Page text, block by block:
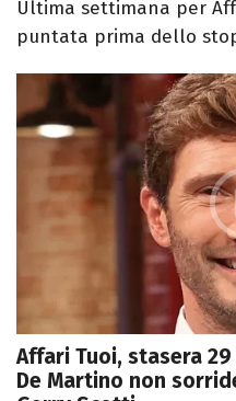
Ultima settimana per
puntata prima dello
Affari Tuoi, stasera
De Martino non